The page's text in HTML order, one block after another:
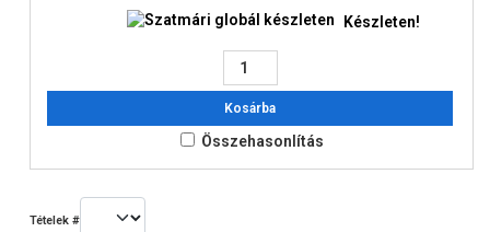
Készleten!
Kosárba
Összehasonlítás
Tételek #